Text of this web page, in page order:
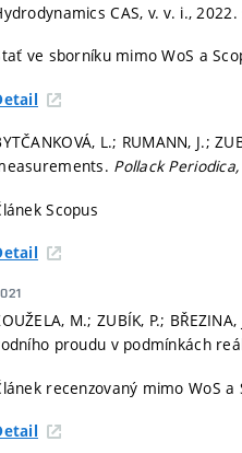
CAS, v. v. i., 2022.
ve sborníku mimo WoS a
L.; RUMANN, J.;
Pollack Periodica,
Scopus
M.; ZUBÍK, P.;
proudu v podmínkách
recenzovaný mimo WoS a